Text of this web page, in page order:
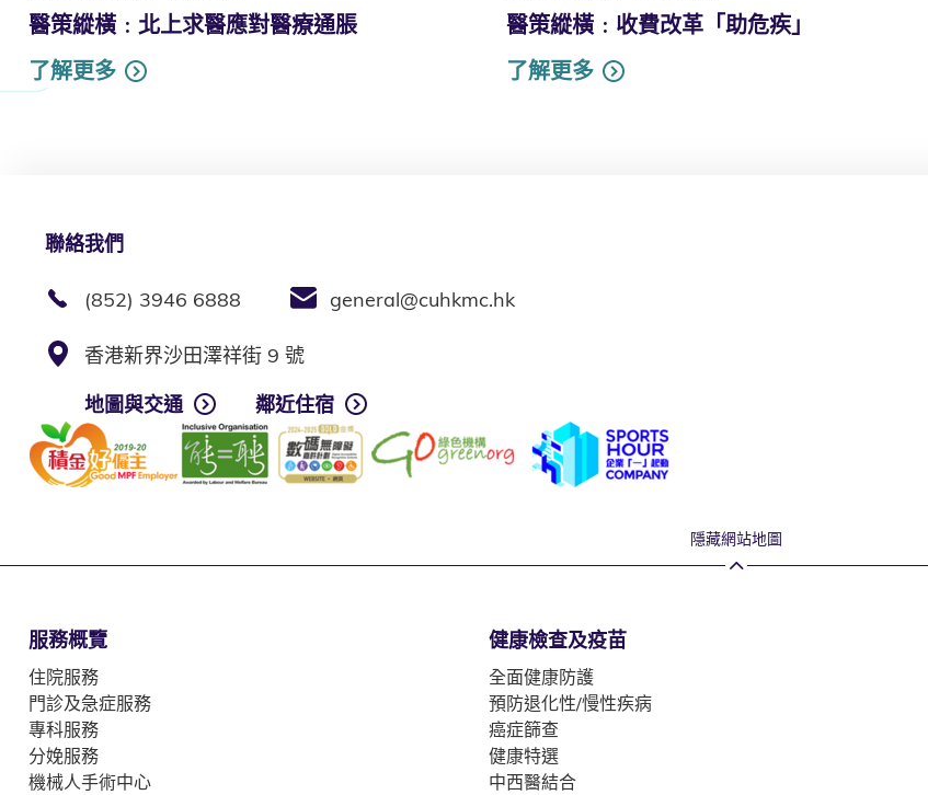
醫策縱橫﹕北上求醫應對醫療通脹
了解更多
醫策縱橫﹕收費改革「助危疾」
了解更多
聯絡我們
(852) 3946 6888 general@cuhkmc.hk
香港新界沙田澤祥街 9 號
地圖與交通
鄰近住宿
隱藏網站地圖
服務概覽
住院服務
門診及急症服務
專科服務
分娩服務
機械人手術中心
健康檢查及疫苗
全面健康防護
預防退化性/慢性疾病
癌症篩查
健康特選
中西醫結合